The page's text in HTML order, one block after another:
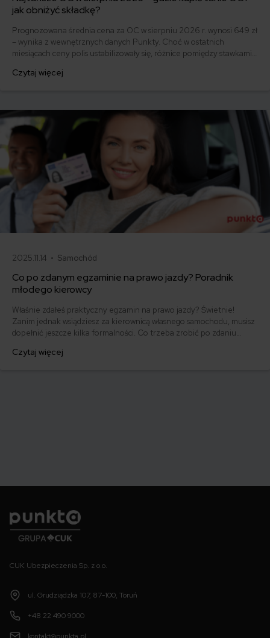
jak obniżyć składkę?
Prognozowana średnia cena za OC w sierpniu 2026 r. wynosi 649 zł
– wynika z wewnętrznych danych Punkty. Choć w ostatnich
miesiącach ceny polis ustabilizowały się, różnice pomiędzy stawkami
500 zł, inni – powyżej 1500 zł. Gdzie znaleźć najtańsze OC w Polsce
Czytaj więcej
2025.11.14 • Samochód
Co po zdanym egzaminie na prawo jazdy? Poradnik
młodego kierowcy
Właśnie zdałeś praktyczny egzamin na prawo jazdy? Świetnie!
Zanim jednak wsiądziesz za kierownicą własnego samochodu, musisz
dopełnić jeszcze kilka formalności. Co trzeba zrobić po zdaniu
którym szybko załatwisz sprawy urzędowe i będziesz mógł prowadzić
Czytaj więcej
CUK Ubezpieczenia Sp. z o.o.
ul. Grudziądzka 107, 87-100, Toruń
+48 22 490 9000
kontakt@punkta.pl